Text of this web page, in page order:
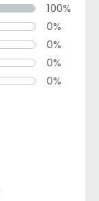
100%
0%
0%
0%
0%